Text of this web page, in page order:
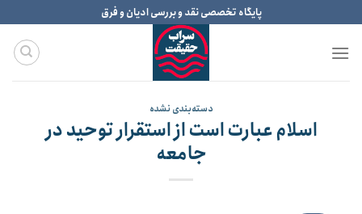
to
content
پایگاه تخصصی نقد و بررسی ادیان و فرق
دسته‌بندی نشده
اسلام عبارت است از استقرار توحید در
جامعه